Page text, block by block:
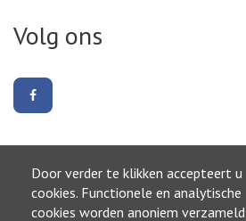
Door verder te klikken accepteert u
cookies. Functionele en analytische
cookies worden anoniem verzameld
Volg ons
ons
Naar boven